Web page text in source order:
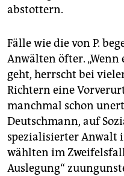
abstottern.
Fälle wie die von P.
Anwälten öfter.
geht, herrscht bei
Richtern eine
manchmal schon
Deutschmann, auf
spezialisierter Anwalt
wählten im
Auslegung“